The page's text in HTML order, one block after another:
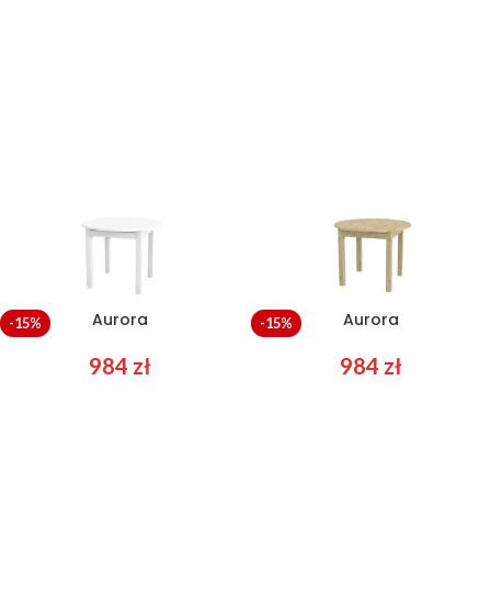
Aurora
984 zł
Aurora
984 zł
-15% -15%